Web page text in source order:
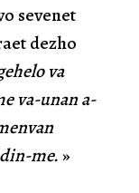
sevenet
dezho
va
va-unan a-
me.»